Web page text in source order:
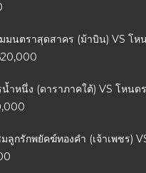
มนตราสุดสาคร (ม้าบิน) VS โห
น้ำหนึ่ง (ดาราภาคใต้) VS โหน
ลูกรักพยัคฆ์ทองคำ (เจ้าเพชร)